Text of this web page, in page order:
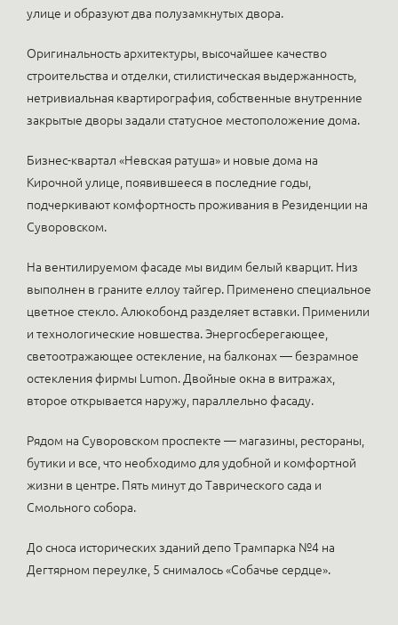
улице и образуют два полузамкнутых двора.
Оригинальность архитектуры, высочайшее качество
строительства и отделки, стилистическая выдержанность,
нетривиальная квартирография, собственные внутренние
закрытые дворы задали статусное местоположение дома.
Бизнес-квартал «Невская ратуша» и новые дома на
Кирочной улице, появившееся в последние годы,
подчеркивают комфортность проживания в Резиденции на
Суворовском.
На вентилируемом фасаде мы видим белый кварцит. Низ
выполнен в граните еллоу тайгер. Применено специальное
цветное стекло. Алюкобонд разделяет вставки. Применили
и технологические новшества. Энергосберегающее,
светоотражающее остекление, на балконах — безрамное
остекления фирмы Lumon. Двойные окна в витражах,
второе открывается наружу, параллельно фасаду.
Рядом на Суворовском проспекте — магазины, рестораны,
бутики и все, что необходимо для удобной и комфортной
жизни в центре. Пять минут до Таврического сада и
Смольного собора.
До сноса исторических зданий депо Трампарка №4 на
Дегтярном переулке, 5 снималось «Собачье сердце».